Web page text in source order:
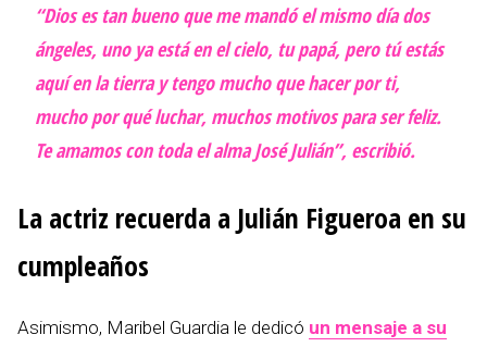
“Dios es tan bueno que me mandó el mismo día dos
ángeles, uno ya está en el cielo, tu papá, pero tú estás
aquí en la tierra y tengo mucho que hacer por ti,
mucho por qué luchar, muchos motivos para ser feliz.
Te amamos con toda el alma José Julián”, escribió.
La actriz recuerda a Julián Figueroa en su
cumpleaños
Asimismo, Maribel Guardia le dedicó un mensaje a su